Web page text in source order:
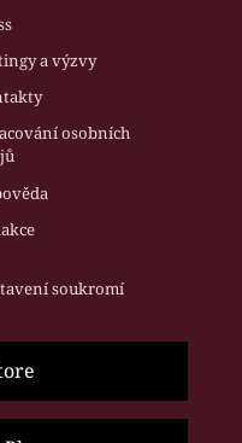
a výzvy
osobních
soukromí